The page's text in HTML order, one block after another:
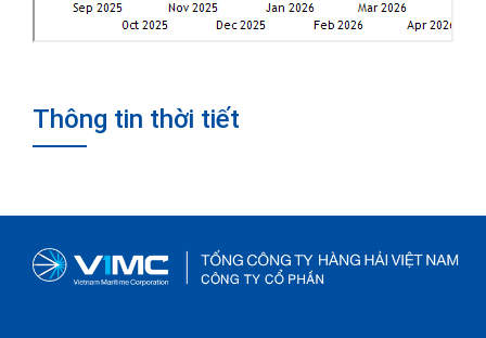
Thông tin thời tiết